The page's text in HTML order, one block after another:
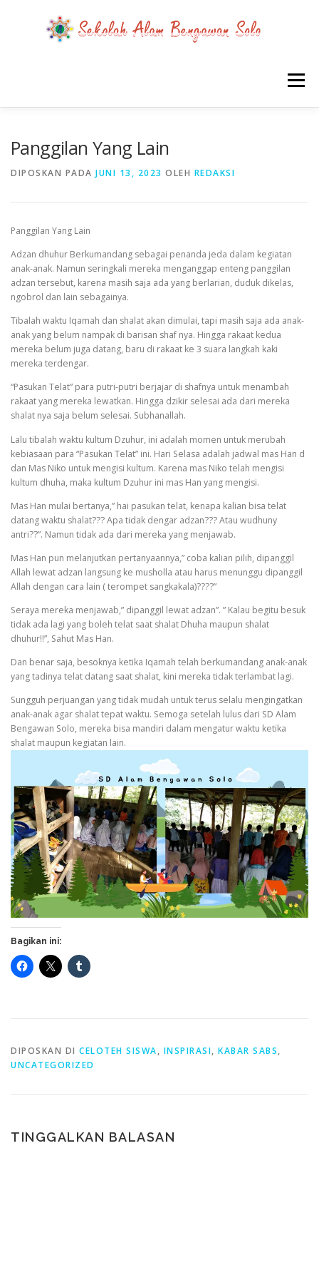
Menu
PPDB SD
Panggilan Yang Lain
DIPOSKAN PADA JUNI 13, 2023 OLEH REDAKSI
Panggilan Yang Lain
Adzan dhuhur Berkumandang sebagai penanda jeda dalam kegiatan
anak-anak. Namun seringkali mereka menganggap enteng panggilan
adzan tersebut, karena masih saja ada yang berlarian, duduk dikelas,
ngobrol dan lain sebagainya.
Tibalah waktu Iqamah dan shalat akan dimulai, tapi masih saja ada anak-
anak yang belum nampak di barisan shaf nya. Hingga rakaat kedua
mereka belum juga datang, baru di rakaat ke 3 suara langkah kaki
mereka terdengar.
“Pasukan Telat” para putri-putri berjajar di shafnya untuk menambah
rakaat yang mereka lewatkan. Hingga dzikir selesai ada dari mereka
shalat nya saja belum selesai. Subhanallah.
Lalu tibalah waktu kultum Dzuhur, ini adalah momen untuk merubah
kebiasaan para “Pasukan Telat” ini. Hari Selasa adalah jadwal mas Han d
dan Mas Niko untuk mengisi kultum. Karena mas Niko telah mengisi
kultum dhuha, maka kultum Dzuhur ini mas Han yang mengisi.
Mas Han mulai bertanya,” hai pasukan telat, kenapa kalian bisa telat
datang waktu shalat??? Apa tidak dengar adzan??? Atau wudhuny
antri??”. Namun tidak ada dari mereka yang menjawab.
Mas Han pun melanjutkan pertanyaannya,” coba kalian pilih, dipanggil
Allah lewat adzan langsung ke musholla atau harus menunggu dipanggil
Allah dengan cara lain ( terompet sangkakala)????”
Seraya mereka menjawab,” dipanggil lewat adzan”. ” Kalau begitu besuk
tidak ada lagi yang boleh telat saat shalat Dhuha maupun shalat
dhuhur!!”, Sahut Mas Han.
Dan benar saja, besoknya ketika Iqamah telah berkumandang anak-anak
yang tadinya telat datang saat shalat, kini mereka tidak terlambat lagi.
Sungguh perjuangan yang tidak mudah untuk terus selalu mengingatkan
anak-anak agar shalat tepat waktu. Semoga setelah lulus dari SD Alam
Bengawan Solo, mereka bisa mandiri dalam mengatur waktu ketika
shalat maupun kegiatan lain.
Bagikan ini:
DIPOSKAN DI CELOTEH SISWA, INSPIRASI, KABAR SABS,
UNCATEGORIZED
TINGGALKAN BALASAN